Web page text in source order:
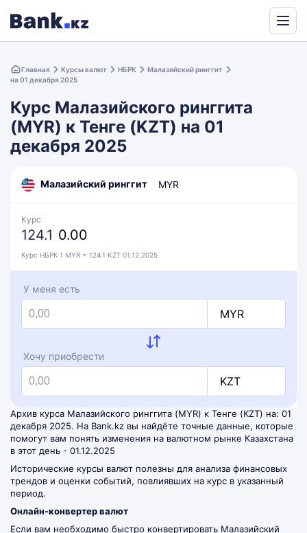
Главная Курсы валют НБРК
Малазийский ринггит
на 01 декабря 2025
Курс Малазийского ринггита
(MYR) к Тенге (KZT) на 01
декабря 2025
Малазийский ринггит MYR
Курс
124.1 0.00
Курс НБРК 1 MYR = 124.1 KZT 01.12.2025
У меня есть
MYR
Хочу приобрести
KZT
Архив курса Малазийского ринггита (MYR) к Тенге (KZT) на: 01
декабря 2025. На Bank.kz вы найдёте точные данные, которые
помогут вам понять изменения на валютном рынке Казахстана
в этот день - 01.12.2025
Исторические курсы валют полезны для анализа финансовых
трендов и оценки событий, повлиявших на курс в указанный
период.
Онлайн-конвертер валют
Если вам необходимо быстро конвертировать Малазийский